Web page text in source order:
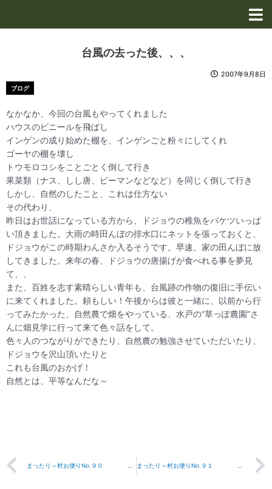
台風の去った後、、、
2007年9月8日
ブログ
なかなか、今回の台風もやってくれました
ハウスのビニールを飛ばし
インゲンの成り始めた棚を、インゲンごと粉々にしてくれ
ゴーヤの棚を壊し
トウモロコシをことごとく倒して行き
果菜類（ナス、しし唐、ピーマンなどなど）を同じく倒して行き
しかし、自然のしたこと、これは仕方ない
その代わり、
昨日はお世話になっている方から、ドジョウの稚魚をバケツいっぱ
い頂きました。大雨の時田んぼの排水口にネットを張っておくと、
ドジョウがこの時期わんさか入るそうです。早速、家の田んぼに放
してきました。来年の春、ドジョウの唐揚げが食べれる事を夢見
て、、
また、百姓を志す素晴らしい青年も、台風跡の作物の復旧に手伝い
に来てくれました。頼もしい！午後からは彼と一緒に、以前から行
ってみたかった、自然農で畑をやっている、水戸の“草っぽ農園”さ
んに畑見学に行って来て色々話をして。
色々人のつながりができたり、自然農の勉強させていただいたり、
ドジョウを沢山頂いたりと
これも台風のおかげ！
自然とは、平等なんだな～
Prev